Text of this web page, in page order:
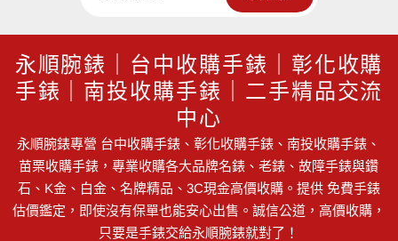
永順腕錶｜台中收購手錶｜彰化收購
手錶｜南投收購手錶｜二手精品交流
中心
永順腕錶專營 台中收購手錶、彰化收購手錶、南投收購手錶、
苗栗收購手錶，專業收購各大品牌名錶、老錶、故障手錶與鑽
石、K金、白金、名牌精品、3C現金高價收購。提供 免費手錶
估價鑑定，即使沒有保單也能安心出售。誠信公道，高價收購，
只要是手錶交給永順腕錶就對了！